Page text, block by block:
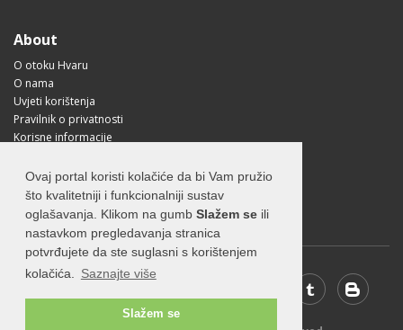
Ovaj portal koristi kolačiće da bi Vam pružio
što kvalitetniji i funkcionalniji sustav
oglašavanja. Klikom na gumb Slažem se ili
nastavkom pregledavanja stranica
potvrđujete da ste suglasni s korištenjem
kolačića.
Saznajte više
Slažem se
About
O otoku Hvaru
O nama
Uvjeti korištenja
Pravilnik o privatnosti
Korisne informacije
Free Mobile App
Visit Croatia